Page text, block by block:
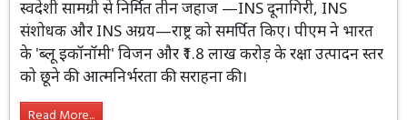
बंदरगाह पर 75% स्वदेशी सामग्री से निर्मित तीन
जहाज —INS दूनागिरी, INS संशोधक और
INS अग्रय—राष्ट्र को समर्पित किए। पीएम ने भारत के 'ब्लू
इकॉनॉमी' विजन और ₹1.8 लाख करोड़ के रक्षा उत्पादन स्तर को
छूने की आत्मनिर्भरता की सराहना की।